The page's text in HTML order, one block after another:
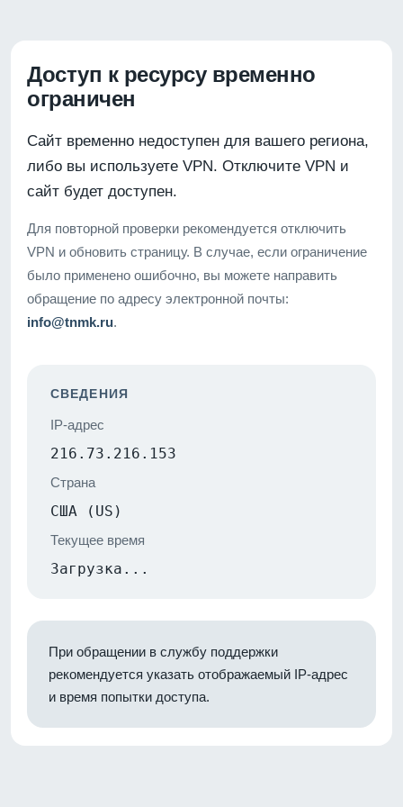
Доступ к ресурсу временно
ограничен
Сайт временно недоступен для вашего региона,
либо вы используете VPN. Отключите VPN и
сайт будет доступен.
Для повторной проверки рекомендуется отключить
VPN и обновить страницу. В случае, если ограничение
было применено ошибочно, вы можете направить
обращение по адресу электронной почты:
info@tnmk.ru.
СВЕДЕНИЯ
IP-адрес
216.73.216.153
Страна
США (US)
Текущее время
Загрузка...
При обращении в службу поддержки
рекомендуется указать отображаемый IP-адрес
и время попытки доступа.